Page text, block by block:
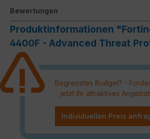
Bewertungen
Produktinformationen
4400F - Advanced Threat
Begrenztes Budget? -
jetzt Ihr attraktives
Individuellen Preis